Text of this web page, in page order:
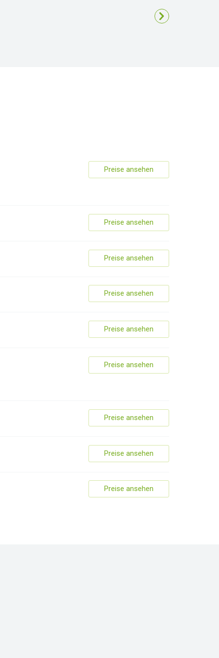
Preise ansehen
Preise ansehen
Preise ansehen
Preise ansehen
Preise ansehen
Preise ansehen
Preise ansehen
Preise ansehen
Preise ansehen